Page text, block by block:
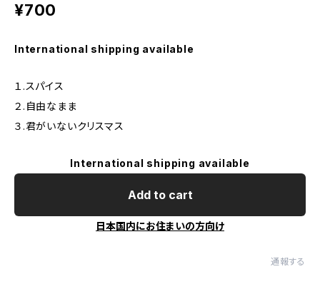
¥700
International shipping available
１.スパイス
２.自由なまま
３.君がいないクリスマス
International shipping available
Add to cart
日本国内にお住まいの方向け
通報する